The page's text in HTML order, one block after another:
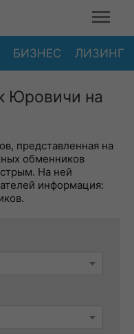
БИЗНЕС ЛИЗИНГ
Юровичи на
представленная на
обменников
На ней
информация: